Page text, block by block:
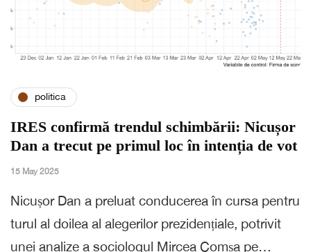
politica
IRES confirmă trendul schimbării: Nicușor
Dan a trecut pe primul loc în intenția de vot
15 May 2025
Nicușor Dan a preluat conducerea în cursa pentru
turul al doilea al alegerilor prezidențiale, potrivit
unei analize a sociologul Mircea Comșa pe…